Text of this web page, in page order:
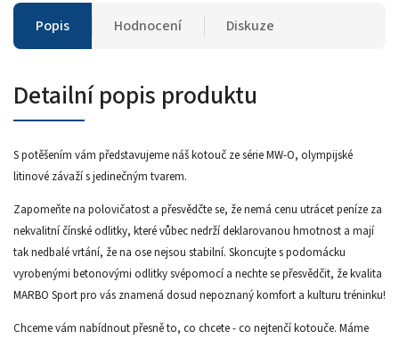
Popis Hodnocení Diskuze
Detailní popis produktu
S potěšením vám představujeme náš kotouč ze série MW-O, olympijské
litinové závaží s jedinečným tvarem.
Zapomeňte na polovičatost a přesvědčte se, že nemá cenu utrácet peníze za
nekvalitní čínské odlitky, které vůbec nedrží deklarovanou hmotnost a mají
tak nedbalé vrtání, že na ose nejsou stabilní. Skoncujte s podomácku
vyrobenými betonovými odlitky svépomocí a nechte se přesvědčit, že kvalita
MARBO Sport pro vás znamená dosud nepoznaný komfort a kulturu tréninku!
Chceme vám nabídnout přesně to, co chcete - co nejtenčí kotouče. Máme